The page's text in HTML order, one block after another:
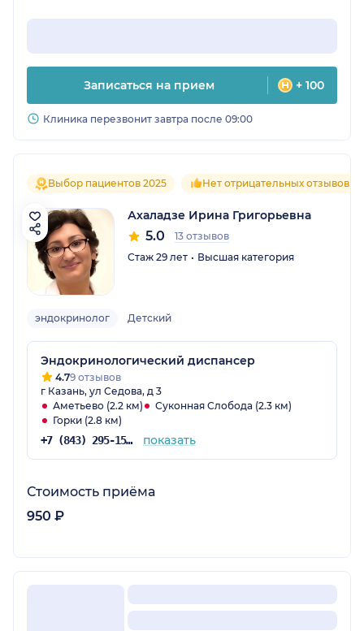
Записаться на прием + 100
Клиника перезвонит завтра после 09:00
Выбор пациентов 2025 Нет отрицательных отзывов
Ахаладзе Ирина Григорьевна
5.0
13 отзывов
Стаж 29 лет
Высшая категория
эндокринолог Детский
Эндокринологический диспансер
4.79 отзывов
г Казань, ул Седова, д 3
Аметьево (2.2 км)
Суконная Слобода (2.3 км)
Горки (2.8 км)
+7 (843) 295-15-24 показать
Стоимость приёма
950 ₽